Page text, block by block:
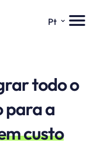
Pt ⌄
todo o
para a
custo